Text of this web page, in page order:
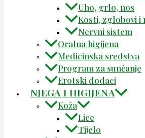
Uho, grlo, nos
Kosti, zglobovi i
Nervni sistem
Oralna higijena
Medicinska sredstva
Program za sunčanje
Erotski dodaci
NJEGA I HIGIJENA
Koža
Lice
Tijelo